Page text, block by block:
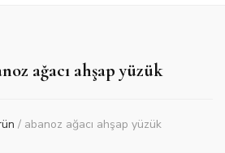
–
ağacı ahşap yüzük
/ abanoz ağacı ahşap yüzük